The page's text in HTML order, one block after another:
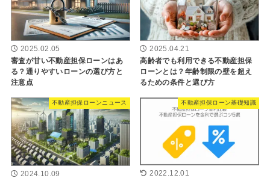
2025.02.05
審査が甘い不動産担保ローンはあ
る？通りやすいローンの選び方と
注意点
2025.04.21
高齢者でも利用できる不動産担保
ローンとは？年齢制限の壁を超え
るための条件と選び方
不動産担保ローンニュース
2024.10.09
不動産担保ローン基礎知識
2022.12.01